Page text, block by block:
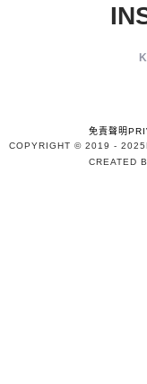
免責聲明
COPYRIGHT © 2019 - 2025
CREATED